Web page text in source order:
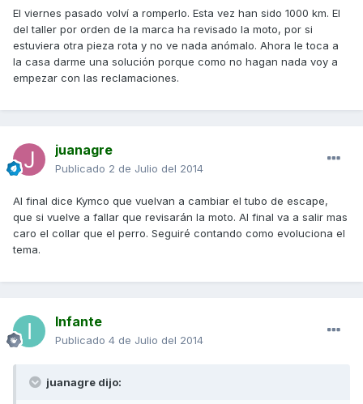
El viernes pasado volví a romperlo. Esta vez han sido 1000 km. El
del taller por orden de la marca ha revisado la moto, por si
estuviera otra pieza rota y no ve nada anómalo. Ahora le toca a
la casa darme una solución porque como no hagan nada voy a
empezar con las reclamaciones.
juanagre
Publicado 2 de Julio del 2014
Al final dice Kymco que vuelvan a cambiar el tubo de escape,
que si vuelve a fallar que revisarán la moto. Al final va a salir mas
caro el collar que el perro. Seguiré contando como evoluciona el
tema.
Infante
Publicado 4 de Julio del 2014
juanagre dijo: